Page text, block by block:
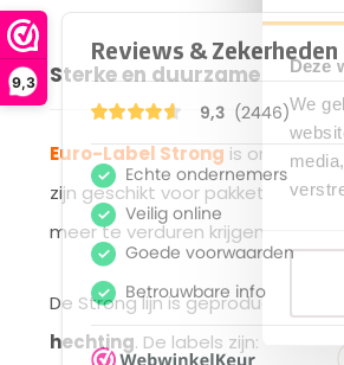
Deze
We
9,3 Sterke en duurzame lijn
Euro-Label Strong is onze
zijn geschikt voor pakketten die
meer te verduren krijgen.
De Strong lijn is geproduceerd
hechting. De labels zijn: